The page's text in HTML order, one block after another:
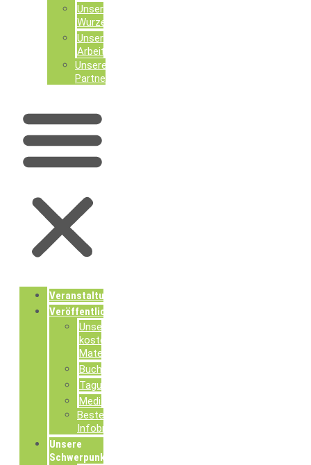
Unsere
Wurzeln
Unsere
Arbeit
Unsere
Partner
Veranstaltungen
Veröffentlichungen
Unsere
kostenlosen
Materialien
Buchpublikationen
Tagungsdokumentationen
Mediathek
Bestellung
Infobroschüren
Unsere
Schwerpunkte